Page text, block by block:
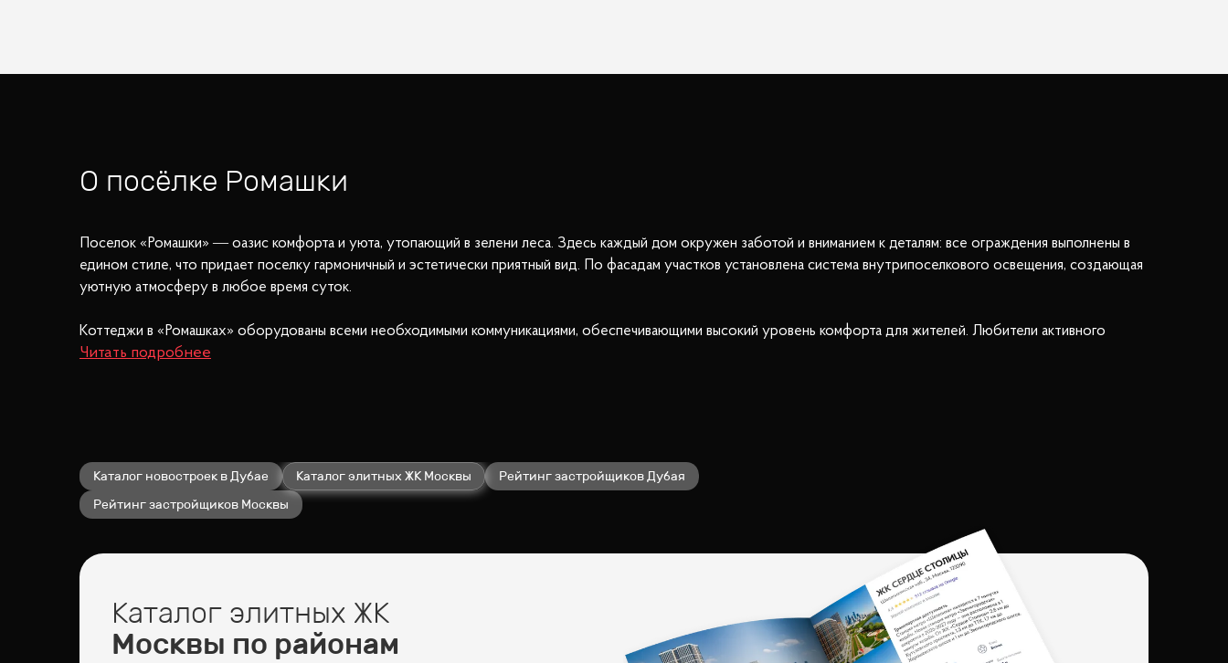
О посёлке Ромашки
Поселок «Ромашки» — оазис комфорта и уюта, утопающий в зелени леса. Здесь каждый дом окружен заботой и вниманием к деталям: все ограждения выполнены в
едином стиле, что придает поселку гармоничный и эстетически приятный вид. По фасадам участков установлена система внутрипоселкового освещения, создающая
уютную атмосферу в любое время суток.
Коттеджи в «Ромашках» оборудованы всеми необходимыми коммуникациями, обеспечивающими высокий уровень комфорта для жителей. Любители активного
отдыха оценят наличие теннисных кортов и крытого катка — идеальные места для занятий спортом и организации семейных мероприятий.
«Ромашки» — это идеальное место для тех, кто ценит комфорт, безопасность и единение с природой. Добро пожаловать в ваш новый дом!
Каталог новостроек в Дубае Каталог элитных ЖК Москвы
Рейтинг застройщиков Дубая
Рейтинг застройщиков Москвы
Каталог элитных ЖК
Москвы по районам